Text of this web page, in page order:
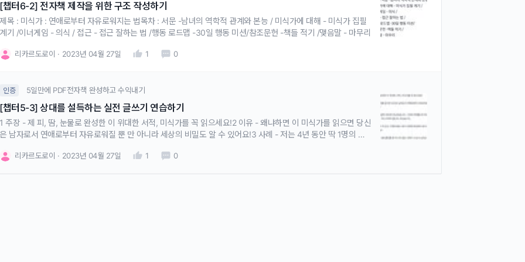
[챕터6-2] 전자책 제작을 위한 구조 작성하기
제목 : 미식가 : 연애로부터 자유로워지는 법목차 : 서문 -남녀의 역학적 관계와 본능 / 미식가에 대해 - 미식가 집필
계기 /이너게임 - 의식 / 접근 - 접근 잘하는 법 /행동 로드맵 -30일 행동 미션/참조문헌 -책들 적기 /맺음말 - 마무리
리카르도로이 2023년 04월 27일 1 0
인증 5일만에 PDF전자책 완성하고 수익내기
[챕터5-3] 상대를 설득하는 실전 글쓰기 연습하기
1 주장 - 제 피, 땀, 눈물로 완성한 이 위대한 서적, 미식가를 꼭 읽으세요!2 이유 - 왜냐하면 이 미식가를 읽으면 당신
은 남자로서 연애로부터 자유로워질 뿐 만 아니라 세상의 비밀도 알 수 있어요!3 사례 - 저는 4년 동안 딱 1명의 여
리카르도로이 2023년 04월 27일 1 0